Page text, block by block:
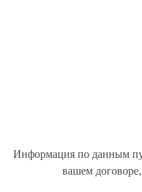
Информация по данным
вашем